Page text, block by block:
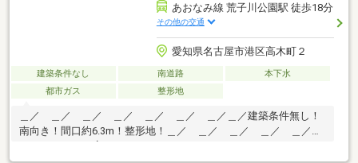
あおなみ線 荒子川公園駅 徒歩18分
その他の交通
愛知県名古屋市港区高木町２
建築条件なし 南道路
本下水
都市ガス
整形地
＿／ ＿／ ＿／ ＿／ ＿／ ＿／ ＿／＿／建築条件無し！
南向き！間口約6.3m！整形地！＿／ ＿／ ＿／ ＿／ ＿／
＿／ ＿／＿／┃▼アクセス
┗━━━━━━━━━━━━━━━━━━━・あおなみ線『荒子